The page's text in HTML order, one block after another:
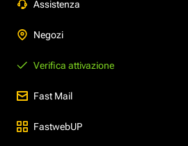
Assistenza
Negozi
Verifica attivazione
Fast Mail
FastwebUP